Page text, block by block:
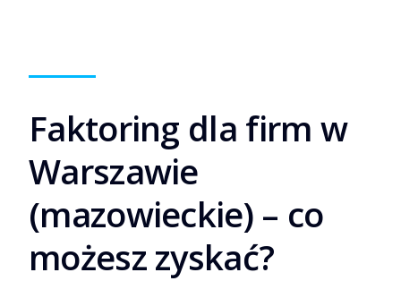
Faktoring dla firm w
Warszawie
(mazowieckie) – co
możesz zyskać?